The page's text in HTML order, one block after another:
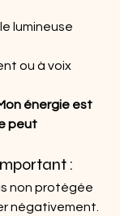
lumineuse
ou à voix
énergie est
peut
:
non protégée
négativement.